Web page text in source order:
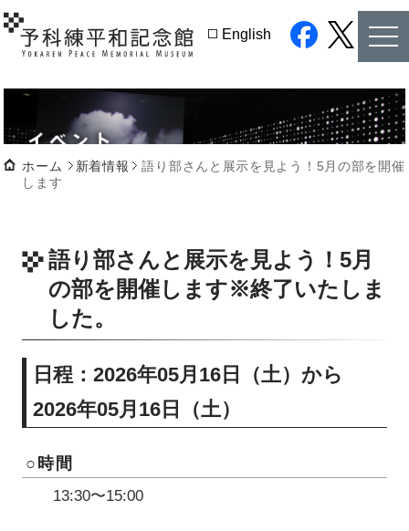
English
twitter
ホーム 新着情報
語り部さんと展示を見よう！5月の部を開催
します
語り部さんと展示を見よう！5月
の部を開催します※終了いたしま
した。
日程：2026年05月16日（土）から
2026年05月16日（土）
○時間
13:30〜15:00